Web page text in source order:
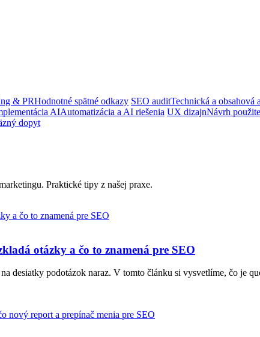
& PRHodnotné spätné odkazy SEO auditTechnická a obsahová
AIAutomatizácia a AI riešenia UX dizajnNávrh
dopyt
Praktické tipy z našej praxe.
otázky a čo to znamená pre SEO
desiatky podotázok naraz. V tomto článku si vysvetlíme, čo je